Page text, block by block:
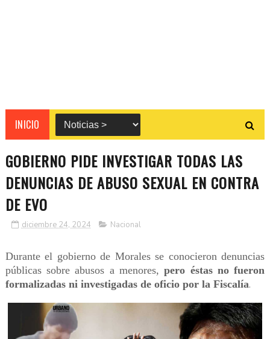
INICIO
GOBIERNO PIDE INVESTIGAR TODAS LAS
DENUNCIAS DE ABUSO SEXUAL EN CONTRA
DE EVO
diciembre 24, 2024 Nacional
Durante el gobierno de Morales se conocieron denuncias
públicas sobre abusos a menores,pero éstas no fueron
formalizadas ni investigadas de oficio por la Fiscalía.